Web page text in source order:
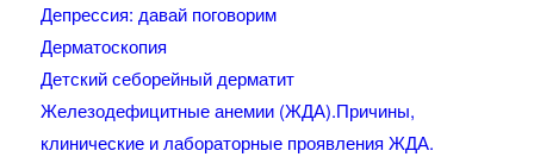
Депрессия: давай поговорим
Дерматоскопия
Детский себорейный дерматит
Железодефицитные анемии (ЖДА).Причины,
клинические и лабораторные проявления ЖДА.